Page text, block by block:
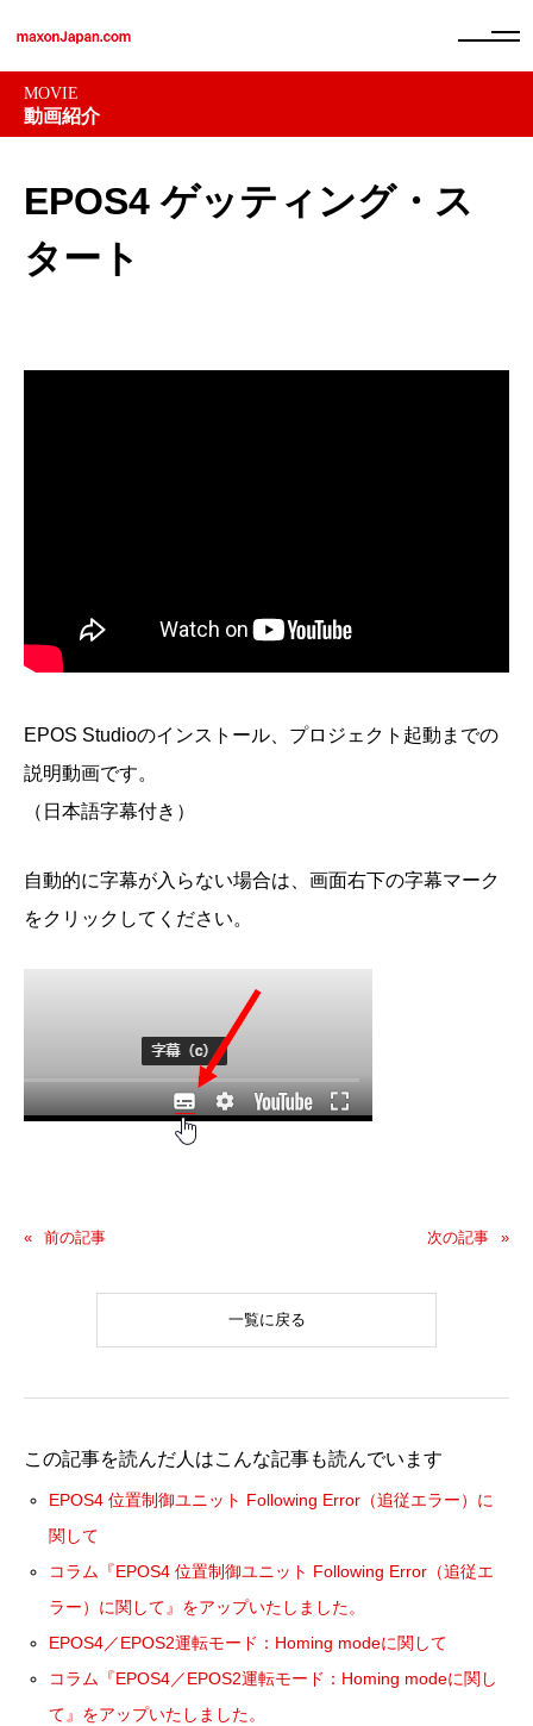
MOVIE
動画紹介
EPOS4 ゲッティング・ス
タート
EPOS Studioのインストール、プロジェクト起動までの
説明動画です。
（日本語字幕付き）
自動的に字幕が入らない場合は、画面右下の字幕マーク
をクリックしてください。
前の記事
一覧に戻る
次の記事
この記事を読んだ人はこんな記事も読んでいます
EPOS4 位置制御ユニット Following Error（追従エラー）に
関して
コラム『EPOS4 位置制御ユニット Following Error（追従エ
ラー）に関して』をアップいたしました。
EPOS4／EPOS2運転モード：Homing modeに関して
コラム『EPOS4／EPOS2運転モード：Homing modeに関し
て』をアップいたしました。